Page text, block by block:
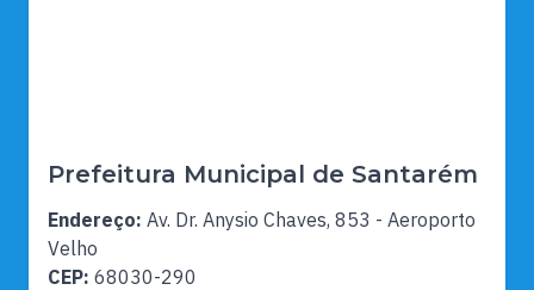
Prefeitura Municipal de Santarém
Endereço: Av. Dr. Anysio Chaves, 853 - Aeroporto
Velho
CEP: 68030-290